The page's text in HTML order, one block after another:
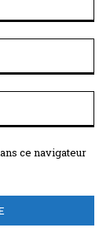
ce navigateur